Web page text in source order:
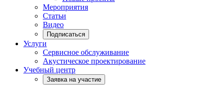
Мероприятия
Статьи
Видео
Подписаться
Услуги
Сервисное обслуживание
Акустическое проектирование
Учебный центр
Заявка на участие